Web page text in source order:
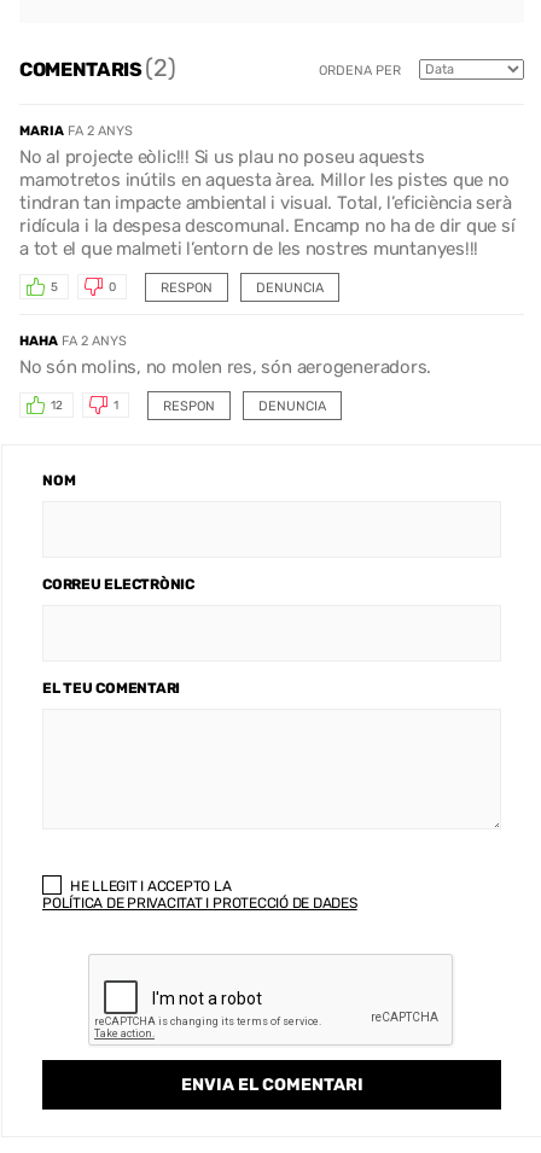
COMENTARIS(2) ORDENA PER
MARIA FA 2 ANYS
No al projecte eòlic!!! Si us plau no poseu aquests
mamotretos inútils en aquesta àrea. Millor les pistes que no
tindran tan impacte ambiental i visual. Total, l’eficiència serà
ridícula i la despesa descomunal. Encamp no ha de dir que sí
a tot el que malmeti l’entorn de les nostres muntanyes!!!
RESPON
5 0 DENUNCIA
HAHA FA 2 ANYS
No són molins, no molen res, són aerogeneradors.
RESPON
12 1 DENUNCIA
NOM
CORREU ELECTRÒNIC
EL TEU COMENTARI
HE LLEGIT I ACCEPTO LA
POLÍTICA DE PRIVACITAT I PROTECCIÓ DE DADES